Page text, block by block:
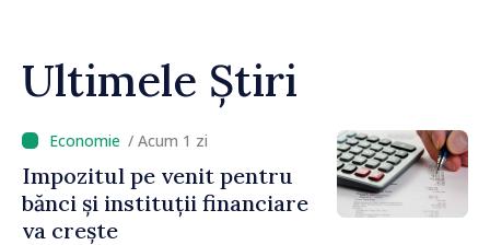
Ultimele Știri
/ Acum 1 zi
Impozitul pe venit pentru
bănci și instituții financiare
va crește